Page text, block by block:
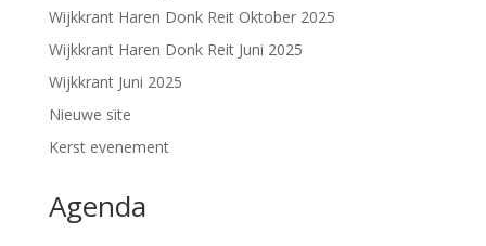
Wijkkrant Haren Donk Reit Oktober 2025
Wijkkrant Haren Donk Reit Juni 2025
Wijkkrant Juni 2025
Nieuwe site
Kerst evenement
Agenda